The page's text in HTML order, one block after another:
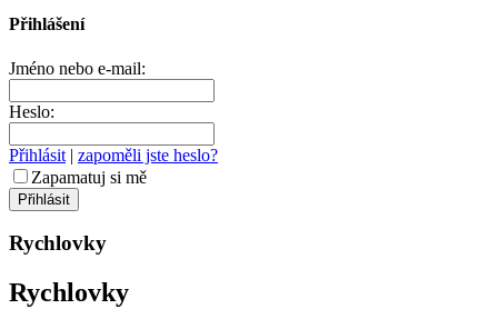
Přihlášení
Jméno nebo e-mail:
Heslo:
Přihlásit | zapoměli jste heslo?
Zapamatuj si mě
Rychlovky
Rychlovky